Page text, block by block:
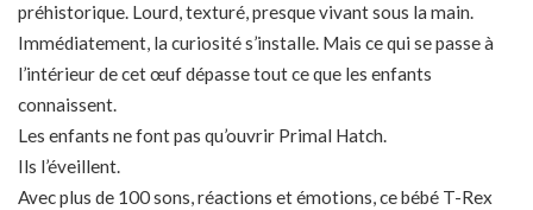
préhistorique. Lourd, texturé, presque vivant sous la main.
Immédiatement, la curiosité s’installe. Mais ce qui se passe à
l’intérieur de cet œuf dépasse tout ce que les enfants
connaissent.
Les enfants ne font pas qu’ouvrir Primal Hatch.
Ils l’éveillent.
Avec plus de 100 sons, réactions et émotions, ce bébé T-Rex